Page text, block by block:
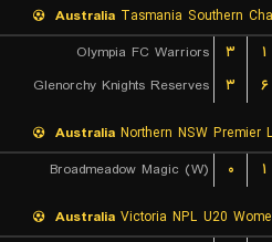
Australia Tasmania Southern
Olympia FC Warriors
۳ ۱
Glenorchy Knights Reserves
۳ ۶
Australia Northern NSW Premier
Broadmeadow Magic (W)
۰ ۱
Australia Victoria NPL U20